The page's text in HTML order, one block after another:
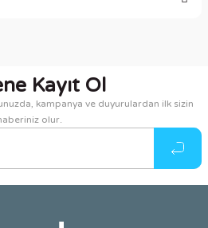
ederiz.
veya görüntülenemiyor.
bilgiler bulunuyor.
bulunuyor.
olmalı.
Kayıt Ol
kampanya ve duyurulardan ilk sizin
olur.